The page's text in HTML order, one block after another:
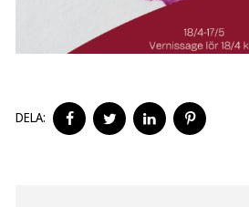
DELA:
DELA
PÅ
DELA
PÅ
DELA
PÅ
PÅ